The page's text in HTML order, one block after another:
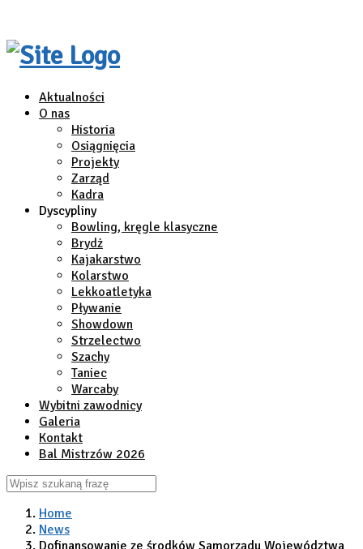
Aktualności
O nas
Historia
Osiągnięcia
Projekty
Zarząd
Kadra
Dyscypliny
Bowling, kręgle klasyczne
Brydż
Kajakarstwo
Kolarstwo
Lekkoatletyka
Pływanie
Showdown
Strzelectwo
Szachy
Taniec
Warcaby
Wybitni zawodnicy
Galeria
Kontakt
Bal Mistrzów 2026
Home
News
Dofinansowanie ze środków Samorządu Województwa